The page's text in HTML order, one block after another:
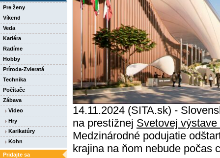
Pre ženy
Víkend
Veda
Kariéra
Radíme
Hobby
Príroda-Zvieratá
Technika
Počítače
Zábava
Video
Hry
Karikatúry
Kohn
Pridajte sa
14.11.2024 (SITA.sk) -
na prestížnej Svetovej
Medzinárodné podujatie
krajina na ňom nebude počas